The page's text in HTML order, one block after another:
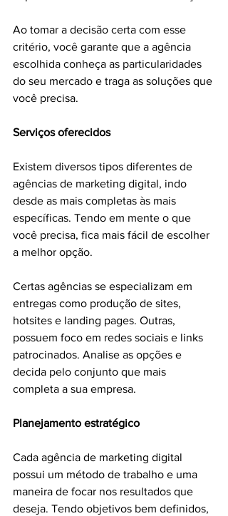
Ao tomar a decisão certa com esse
critério, você garante que a agência
escolhida conheça as particularidades
do seu mercado e traga as soluções que
você precisa.
Serviços oferecidos
Existem diversos tipos diferentes de
agências de marketing digital, indo
desde as mais completas às mais
específicas. Tendo em mente o que
você precisa, fica mais fácil de escolher
a melhor opção.
Certas agências se especializam em
entregas como produção de sites,
hotsites e landing pages. Outras,
possuem foco em redes sociais e links
patrocinados. Analise as opções e
decida pelo conjunto que mais
completa a sua empresa.
Planejamento estratégico
Cada agência de marketing digital
possui um método de trabalho e uma
maneira de focar nos resultados que
deseja. Tendo objetivos bem definidos,